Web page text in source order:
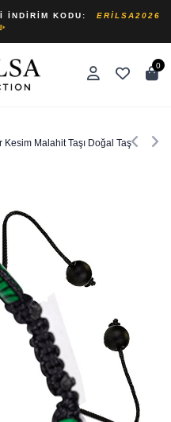
İNDIRIM KODU:
ERILSA2026
0
Malahit Taşı Doğal Taş Bileklik